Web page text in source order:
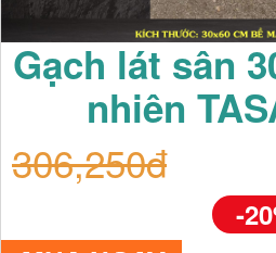
Gạch lát sân
nhiên
306,250đ
-